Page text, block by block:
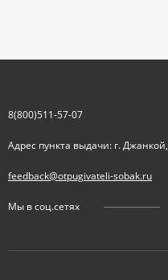
8(800)511-57-07
Адрес пункта выдачи: г.
feedback@otpugivateli-sobak.ru
Мы в соц.сетях